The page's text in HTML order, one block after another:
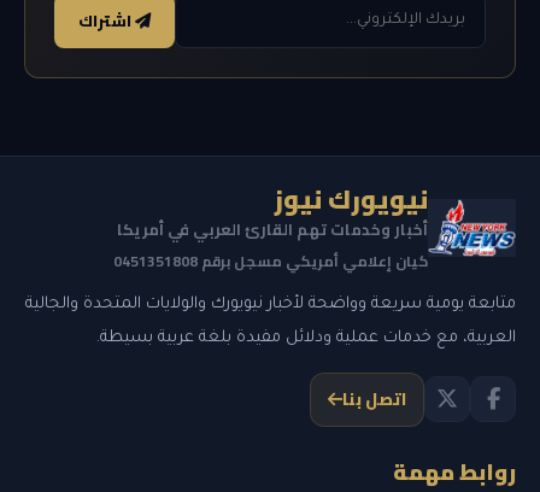
اشتراك
نيويورك نيوز
أخبار وخدمات تهم القارئ العربي في أمريكا
كيان إعلامي أمريكي مسجل برقم 0451351808
متابعة يومية سريعة وواضحة لأخبار نيويورك والولايات المتحدة والجالية
العربية، مع خدمات عملية ودلائل مفيدة بلغة عربية بسيطة.
اتصل بنا
روابط مهمة